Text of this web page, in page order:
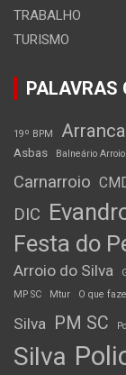
TRABALHO
TURISMO
PALAVRAS
19º BPM
Asbas Balneário Arroio
Carnarroio
DIC
Festa do
Arroio do Silva
MP SC
Mtur O que
Silva
PM SC
Silva